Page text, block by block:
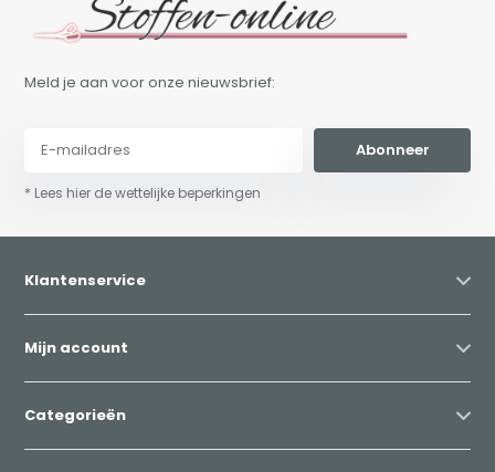
Meld je aan voor onze nieuwsbrief:
Abonneer
* Lees hier de wettelijke beperkingen
Klantenservice
Mijn account
Categorieën